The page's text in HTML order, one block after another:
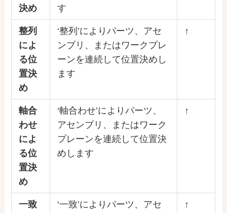
決め
す
整列
によ
る位
置決
め
‘整列’によりパーツ、アセ
ンブリ、またはワークプレ
ーンを連続して位置決めし
ます
↑
軸合
わせ
によ
る位
置決
め
‘軸合わせ’によりパーツ、
アセンブリ、またはワーク
プレーンを連続して位置決
めします
↑
一致
‘一致’によりパーツ、アセ
↑